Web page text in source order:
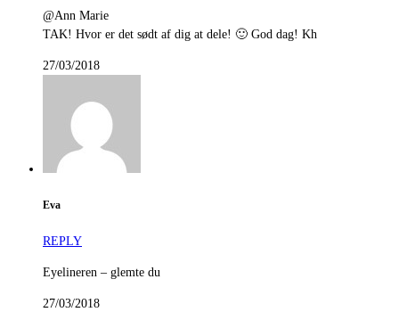
@Ann Marie
TAK! Hvor er det sødt af dig at dele! 🙂 God dag! Kh
27/03/2018
Eva
REPLY
Eyelineren – glemte du
27/03/2018